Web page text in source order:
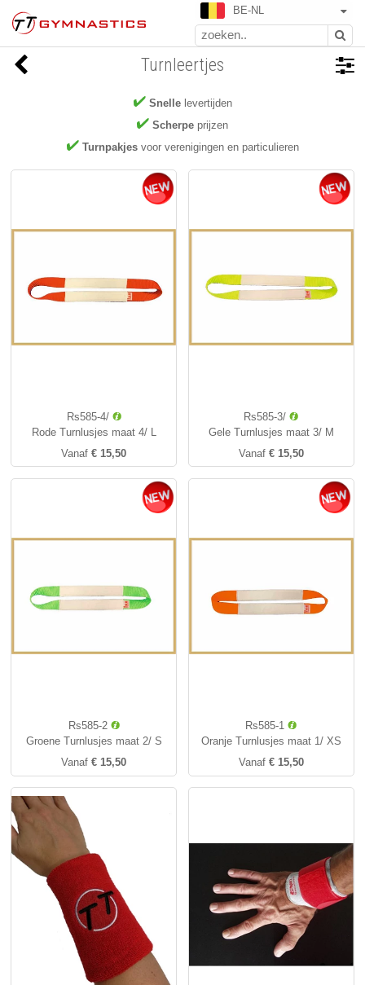
BE-NL
Snellelevertijden
Scherpe prijzen
Turnpakjesvoor verenigingen en particulieren
Turnleertjes
Rs585-4/
Rode Turnlusjes maat 4/ L
Vanaf € 15,50
Rs585-3/
Gele Turnlusjes maat 3/ M
Vanaf€ 15,50
Rs585-2
Groene Turnlusjes maat 2/ S
Vanaf € 15,50
Rs585-1
Oranje Turnlusjes maat 1/ XS
Vanaf€ 15,50